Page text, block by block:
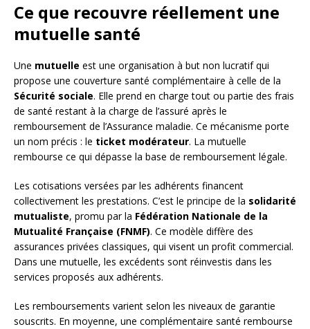
Ce que recouvre réellement une
mutuelle santé
Une mutuelle est une organisation à but non lucratif qui
propose une couverture santé complémentaire à celle de la
Sécurité sociale. Elle prend en charge tout ou partie des frais
de santé restant à la charge de l’assuré après le
remboursement de l’Assurance maladie. Ce mécanisme porte
un nom précis : le ticket modérateur. La mutuelle
rembourse ce qui dépasse la base de remboursement légale.
Les cotisations versées par les adhérents financent
collectivement les prestations. C’est le principe de la solidarité
mutualiste, promu par la Fédération Nationale de la
Mutualité Française (FNMF). Ce modèle diffère des
assurances privées classiques, qui visent un profit commercial.
Dans une mutuelle, les excédents sont réinvestis dans les
services proposés aux adhérents.
Les remboursements varient selon les niveaux de garantie
souscrits. En moyenne, une complémentaire santé rembourse